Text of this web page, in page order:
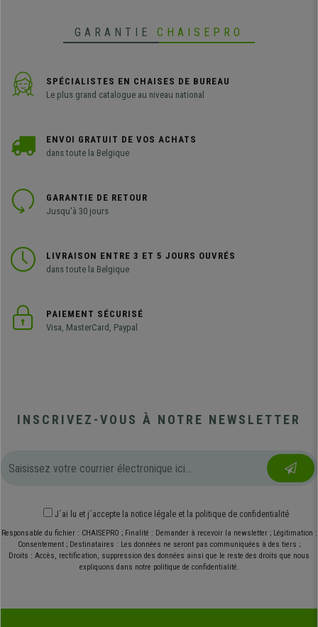
GARANTIE CHAISEPRO
SPÉCIALISTES EN CHAISES DE BUREAU
Le plus grand catalogue au niveau national
ENVOI GRATUIT DE VOS ACHATS
dans toute la Belgique
GARANTIE DE RETOUR
Jusqu'à 30 jours
LIVRAISON ENTRE 3 ET 5 JOURS OUVRÉS
dans toute la Belgique
PAIEMENT SÉCURISÉ
Visa, MasterCard, Paypal
INSCRIVEZ-VOUS À NOTRE NEWSLETTER
J´ai lu et j´accepte la notice légale et la politique de confidentialité
Responsable du fichier : CHAISEPRO ; Finalité : Demander à recevoir la newsletter ; Légitimation :
Consentement ; Destinataires : Les données ne seront pas communiquées à des tiers ;
Droits : Accès, rectification, suppression des données ainsi que le reste des droits que nous
expliquons dans notre politique de confidentialité.